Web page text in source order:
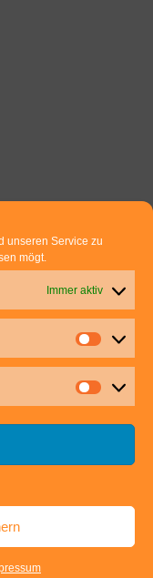
unseren Service zu
mögt.
Immer aktiv
uns:
Rommel
Mantra&WordPress.